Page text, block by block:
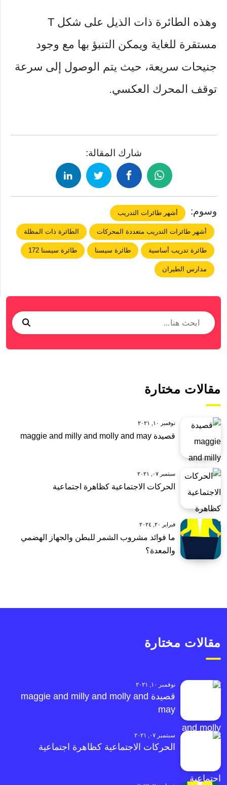
وهذه الطائرة ذات الذيل على شكل T
مستقرة للغاية ويمكن التنبؤ بها مع وجود
جنيحات سريعة، حيث يتم الوصول إلى سرعة
توقف المحرك العكسي.
شارك المقالة:
وسوم: أشهر طائرات التدريب
أشهر طائرات التدريب متعددة المحركات الطائرة ذات المظلة
طائرة تدريب أساسية طائرة سيسنا طائرة سيسنا 172
مدارس الطيران
مقالات مختارة
نوفمبر ١٠, ٢٠٢١
قصيدة maggie and milly and molly and may
سبتمبر ٠٧, ٢٠٢١
الحركات الاجتماعية كظاهرة اجتماعية
فبراير ٢٠, ٢٠٢٤
ما فوائد مشروب الشمر للبطن والجهاز الهضمي
والمعدة؟
مقالات مختارة
نوفمبر ١٠, ٢٠٢١
قصيدة maggie and milly and molly and
may
سبتمبر ٠٧, ٢٠٢١
الحركات الاجتماعية كظاهرة اجتماعية